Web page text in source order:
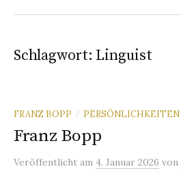
Schlagwort: Linguist
FRANZ BOPP / PERSÖNLICHKEITEN
Franz Bopp
Veröffentlicht am 4. Januar 2026 von